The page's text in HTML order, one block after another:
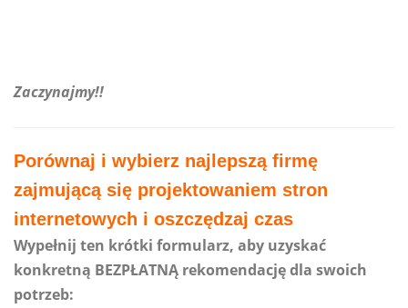
Zaczynajmy!!
Porównaj i wybierz najlepszą firmę
zajmującą się projektowaniem stron
internetowych i oszczędzaj czas
Wypełnij ten krótki formularz, aby uzyskać
konkretną BEZPŁATNĄ rekomendację dla swoich
potrzeb: